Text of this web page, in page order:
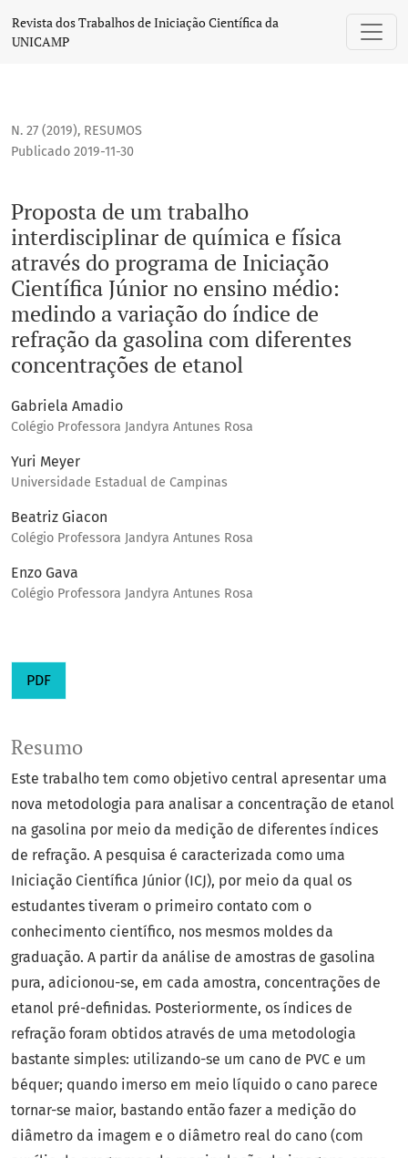
Proposta de um trabalho interdisciplinar de química e
Revista dos Trabalhos de Iniciação Científica da
UNICAMP
N. 27 (2019), RESUMOS
Proposta de um trabalho
interdisciplinar de química e física
através do programa de Iniciação
Científica Júnior no ensino médio:
medindo a variação do índice de
refração da gasolina com diferentes
concentrações de etanol
Publicado 2019-11-30
Gabriela Amadio
Colégio Professora Jandyra Antunes Rosa
Yuri Meyer
Universidade Estadual de Campinas
Beatriz Giacon
Colégio Professora Jandyra Antunes Rosa
Enzo Gava
Colégio Professora Jandyra Antunes Rosa
PDF
Resumo
Este trabalho tem como objetivo central apresentar uma
nova metodologia para analisar a concentração de etanol
na gasolina por meio da medição de diferentes índices
de refração. A pesquisa é caracterizada como uma
Iniciação Científica Júnior (ICJ), por meio da qual os
estudantes tiveram o primeiro contato com o
conhecimento científico, nos mesmos moldes da
graduação. A partir da análise de amostras de gasolina
pura, adicionou-se, em cada amostra, concentrações de
etanol pré-definidas. Posteriormente, os índices de
refração foram obtidos através de uma metodologia
bastante simples: utilizando-se um cano de PVC e um
béquer; quando imerso em meio líquido o cano parece
tornar-se maior, bastando então fazer a medição do
diâmetro da imagem e o diâmetro real do cano (com